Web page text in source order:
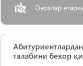
Овозлар
талабини бекор